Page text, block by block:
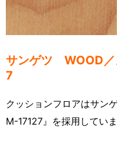
サンゲツ WOOD／
7
クッションフロアはサン
M-17127』を採用していま